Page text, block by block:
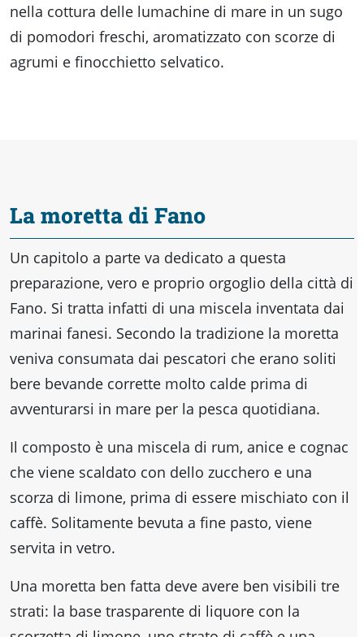
nella cottura delle lumachine di mare in un sugo
di pomodori freschi, aromatizzato con scorze di
agrumi e finocchietto selvatico.
La moretta di Fano
Un capitolo a parte va dedicato a questa
preparazione, vero e proprio orgoglio della città di
Fano. Si tratta infatti di una miscela inventata dai
marinai fanesi. Secondo la tradizione la moretta
veniva consumata dai pescatori che erano soliti
bere bevande corrette molto calde prima di
avventurarsi in mare per la pesca quotidiana.
Il composto è una miscela di rum, anice e cognac
che viene scaldato con dello zucchero e una
scorza di limone, prima di essere mischiato con il
caffè. Solitamente bevuta a fine pasto, viene
servita in vetro.
Una moretta ben fatta deve avere ben visibili tre
strati: la base trasparente di liquore con la